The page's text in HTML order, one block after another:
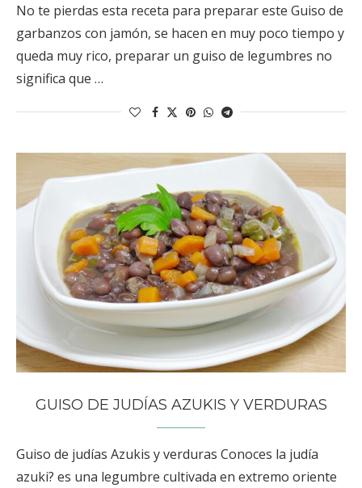
No te pierdas esta receta para preparar este Guiso de
garbanzos con jamón, se hacen en muy poco tiempo y
queda muy rico, preparar un guiso de legumbres no
significa que …
GUISO DE JUDÍAS AZUKIS Y VERDURAS
Guiso de judías Azukis y verduras Conoces la judía
azuki? es una legumbre cultivada en extremo oriente